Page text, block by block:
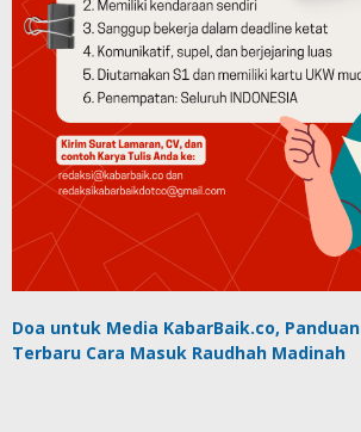
Doa untuk Media KabarBaik.co, Panduan
Terbaru Cara Masuk Raudhah Madinah